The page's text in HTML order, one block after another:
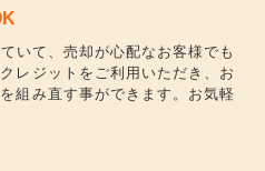
いて、売却が心配なお客様でも
レジットをご利用いただき、お
組み直す事ができます。お気軽